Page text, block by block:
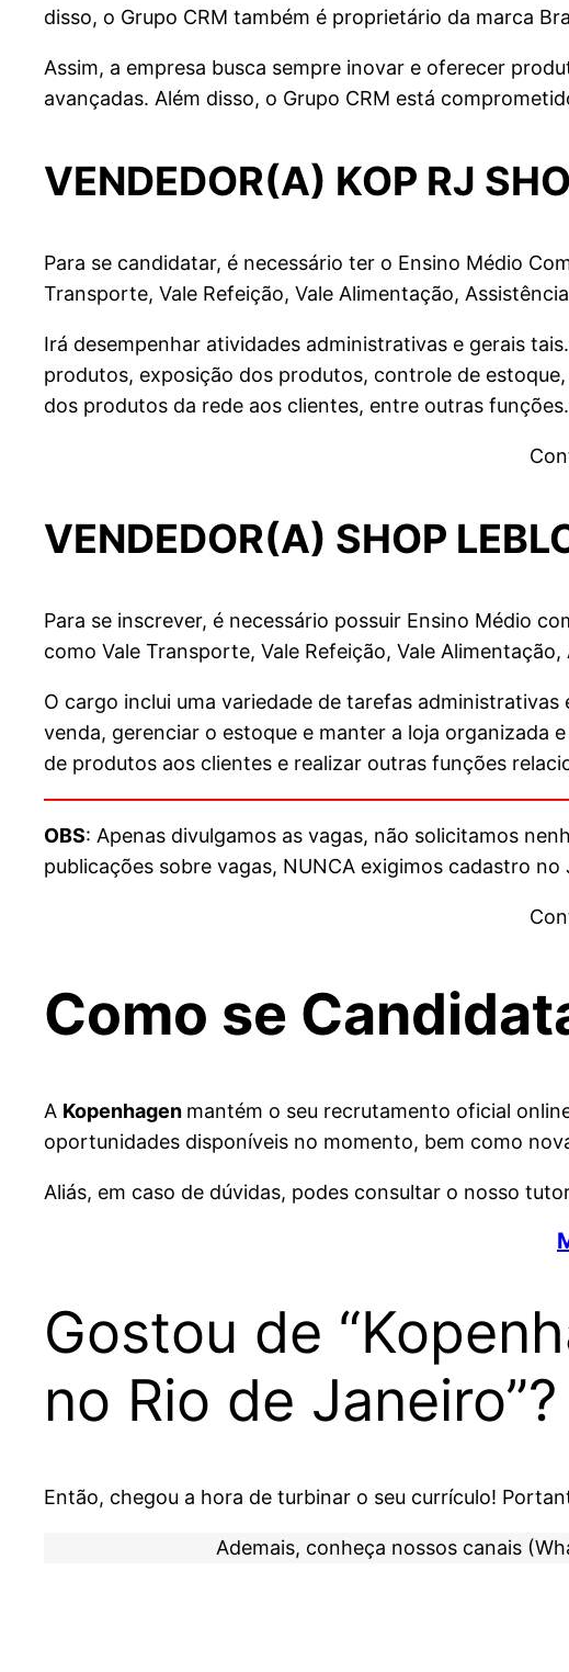
disso, o Grupo CRM também é proprietário da marca
Assim, a empresa busca sempre inovar e oferecer
avançadas. Além disso, o Grupo CRM está
VENDEDOR(A) KOP RJ
Para se candidatar, é necessário ter o Ensino Médio
Transporte, Vale Refeição, Vale Alimentação,
Irá desempenhar atividades administrativas e gerais
produtos, exposição dos produtos, controle de
dos produtos da rede aos clientes, entre outras funções.
VENDEDOR(A) SHOP
Para se inscrever, é necessário possuir Ensino Médio
como Vale Transporte, Vale Refeição, Vale
O cargo inclui uma variedade de tarefas
venda, gerenciar o estoque e manter a loja organizada
de produtos aos clientes e realizar outras funções
OBS: Apenas divulgamos as vagas, não solicitamos
publicações sobre vagas, NUNCA exigimos cadastro
Como se
A Kopenhagen mantém o seu recrutamento oficial
oportunidades disponíveis no momento, bem como
Aliás, em caso de dúvidas, podes consultar o nosso
Gostou de
no Rio de
Então, chegou a hora de turbinar o seu currículo!
Ademais, conheça nossos canais